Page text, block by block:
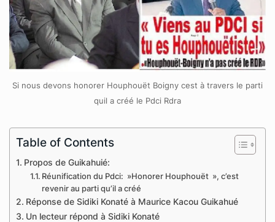
Si nous devons honorer Houphouët Boigny cest à travers le parti
quil a créé le Pdci Rdra
Table of Contents
Propos de Guikahuié:
Réunification du Pdci: »Honorer Houphouët », c’est
revenir au parti qu’il a créé
Réponse de Sidiki Konaté à Maurice Kacou Guikahué
Un lecteur répond à Sidiki Konaté